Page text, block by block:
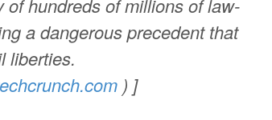
of hundreds of millions of law-
a dangerous precedent that
liberties.
) ]